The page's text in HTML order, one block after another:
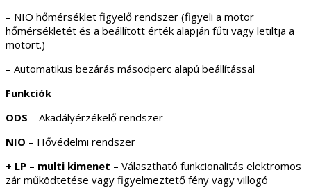
– NIO hőmérséklet figyelő rendszer (figyeli a motor
hőmérsékletét és a beállított érték alapján fűti vagy letiltja a
motort.)
– Automatikus bezárás másodperc alapú beállítással
Funkciók
ODS – Akadályérzékelő rendszer
NIO – Hővédelmi rendszer
+ LP – multi kimenet – Választható funkcionalitás elektromos
zár működtetése vagy figyelmeztető fény vagy villogó